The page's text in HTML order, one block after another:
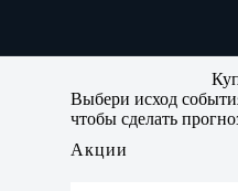
Выбери исход
чтобы сделать
Акции